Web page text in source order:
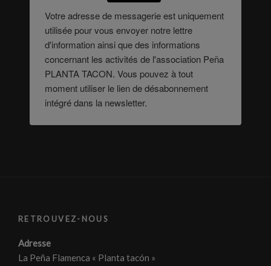
Votre adresse de messagerie est uniquement
utilisée pour vous envoyer notre lettre
d'information ainsi que des informations
concernant les activités de l'association Peña
PLANTA TACON. Vous pouvez à tout
moment utiliser le lien de désabonnement
intégré dans la newsletter.
RETROUVEZ-NOUS
Adresse
La Peña Flamenca « Planta tacón »